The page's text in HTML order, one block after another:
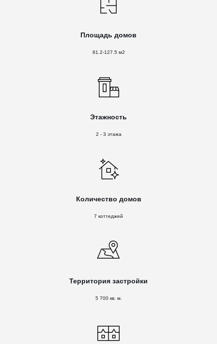
Площадь домов
81.2-127.5 м2
Этажность
2 - 3 этажа
Количество домов
7 коттеджей
Территория застройки
5 700 кв. м.